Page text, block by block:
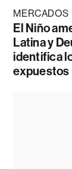
MERCADOS
El Niño
Latina y
identifica
expuestos